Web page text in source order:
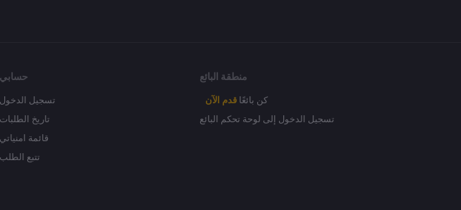
حسابي
تسجيل الدخول
تاريخ الطلبات
قائمة امنياتي
تتبع الطلب
منطقة البائع
كن بائعًا قدم الآن
تسجيل الدخول إلى لوحة تحكم البائع